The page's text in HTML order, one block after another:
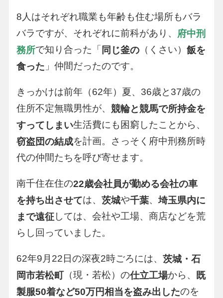
8人はそれぞれ職業も年齢も住む場所もバラ
バラですが、それぞれに前科があり、 府中刑
務所で知り合った「 同じ釜の（くさい） 飯を
食った 」仲間だったのです。
きっかけは前年（62年）夏、36歳と37歳の
住所不定無職男性が、 競輪と競馬で所持金を
すってしまい生活費にも困窮したことから、
窃盗団の結成を計画。さっそく府中刑務所時
代の仲間たちを呼び寄せます。
南千住在住の22歳会社員が勤める会社の車
を持ち出させては、 茨城や千葉、埼玉県内に
まで遠征しては、会社や工場、商店などを荒
らし回っていました。
62年9月22日の深夜2時ごろには、 茨城・石
岡市若松町（現・若松）の仕立工場から、 既
製服50着など50万円相当を盗み出したのを